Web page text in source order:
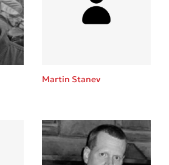
Martin Stanev